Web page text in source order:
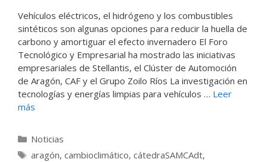
Vehículos eléctricos, el hidrógeno y los combustibles
sintéticos son algunas opciones para reducir la huella de
carbono y amortiguar el efecto invernadero El Foro
Tecnológico y Empresarial ha mostrado las iniciativas
empresariales de Stellantis, el Clúster de Automoción
de Aragón, CAF y el Grupo Zoilo Ríos La investigación en
tecnologías y energías limpias para vehículos … Leer
más
Categorías
Noticias
Etiquetas
aragón, cambioclimático, cátedraSAMCAdt,